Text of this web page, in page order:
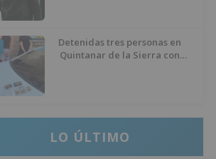
Detenidas tres personas en
Quintanar de la Sierra con
LO ÚLTIMO